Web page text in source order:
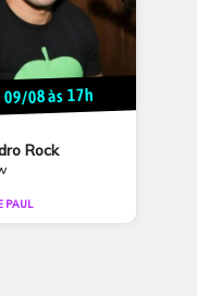
09/08 às 17h
Rock
PAUL